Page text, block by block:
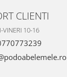
CLIENTI
VINERI 10-16